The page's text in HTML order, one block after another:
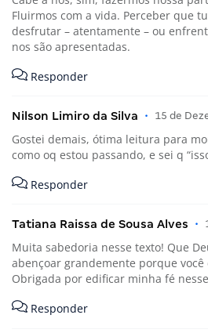
Fluirmos com a vida. Perceber que
desfrutar – atentamente – ou
nos são apresentadas.
Responder
Nilson Limiro da Silva • 15 de
Gostei demais, ótima leitura para
como oq estou passando, e sei q
Responder
Tatiana Raissa de Sousa Alves •
Muita sabedoria nesse texto! Que
abençoar grandemente porque você
Obrigada por edificar minha fé
Responder